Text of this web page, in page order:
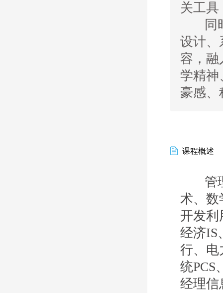
关工
同时
设计、
容，融
学精神
豪感、
课程概述
管理
术、数
开发利
经济IS
行、电
统PCS
经理信